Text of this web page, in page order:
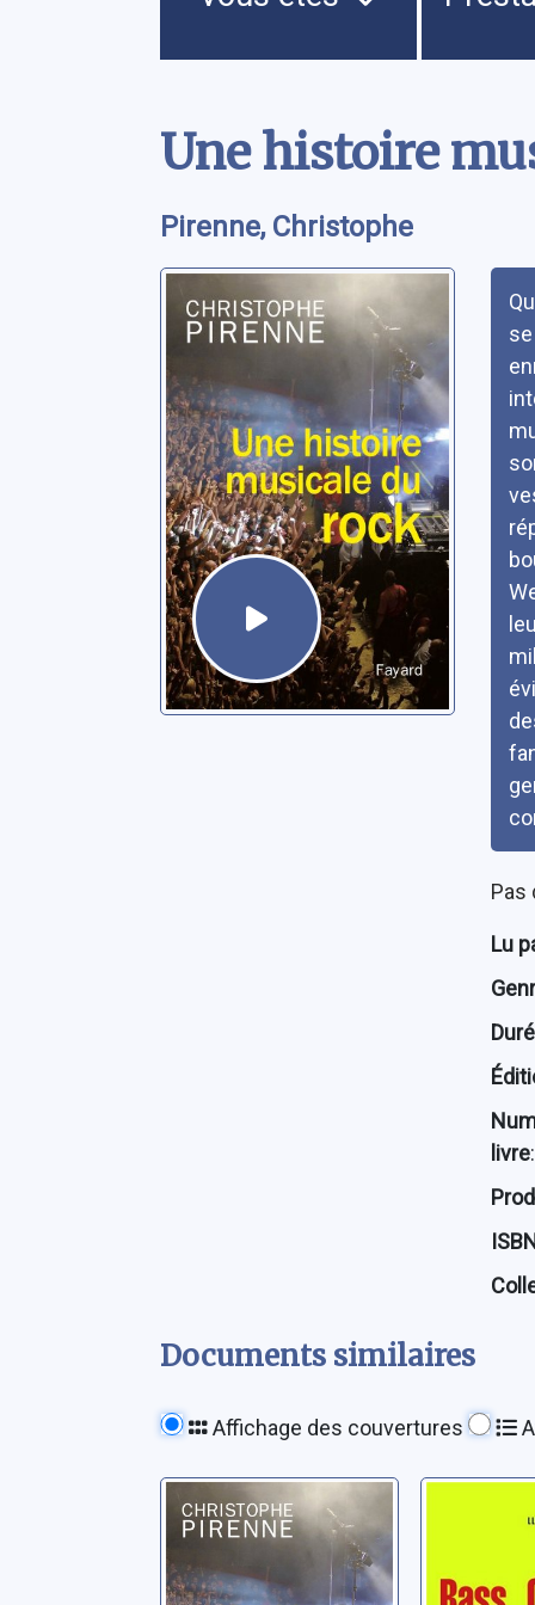
Une histoire
Pirenne, Christophe
Pas
Lu
livre:
Documents similaires
Affichage des couvertures
Une histoire
musicale du
rock: CD 2
quand
était roi: